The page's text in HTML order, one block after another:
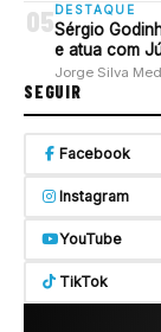
05 DESTAQUE
Sérgio
e atua com
Jorge Silva
SEGUIR
Facebook
Instagram
YouTube
TikTok